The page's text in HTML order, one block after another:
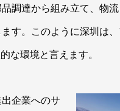
調達から組み立て、物
す。このように深圳は
な環境と言えます。
企業へのサ